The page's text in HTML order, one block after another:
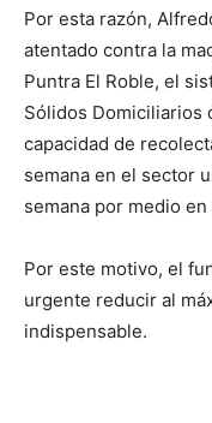
Por esta razón,
atentado contra la
Puntra El Roble, el
Sólidos Domiciliarios
capacidad de
semana en el sector
semana por medio
Por este motivo, el
urgente reducir al
indispensable.